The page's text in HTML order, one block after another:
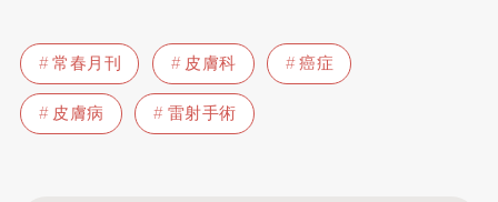
常春月刊 皮膚科
癌症
皮膚病
雷射手術